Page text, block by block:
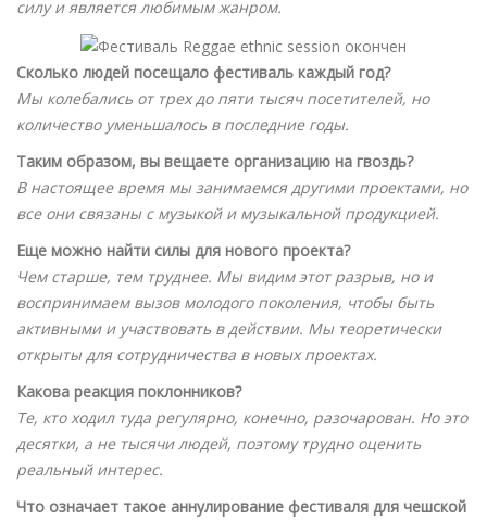
силу и является любимым жанром.
Сколько людей посещало фестиваль каждый год?
Мы колебались от трех до пяти тысяч посетителей, но
количество уменьшалось в последние годы.
Таким образом, вы вещаете организацию на гвоздь?
В настоящее время мы занимаемся другими проектами, но
все они связаны с музыкой и музыкальной продукцией.
Еще можно найти силы для нового проекта?
Чем старше, тем труднее. Мы видим этот разрыв, но и
воспринимаем вызов молодого поколения, чтобы быть
активными и участвовать в действии. Мы теоретически
открыты для сотрудничества в новых проектах.
Какова реакция поклонников?
Те, кто ходил туда регулярно, конечно, разочарован. Но это
десятки, а не тысячи людей, поэтому трудно оценить
реальный интерес.
Что означает такое аннулирование фестиваля для чешской